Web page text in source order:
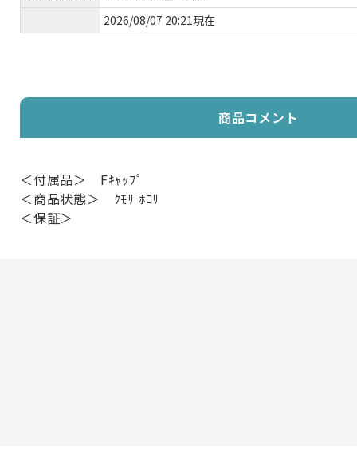
2026/08/07 20:21現在
商品コメント
＜付属品＞ Fｷｬｯﾌﾟ
＜商品状態＞ ｸﾓﾘ ﾎｺﾘ
＜保証＞